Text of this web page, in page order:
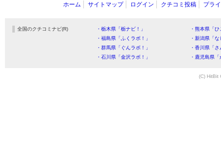
ホーム サイトマップ ログイン クチコミ投稿 プラ
全国のクチコミナビ(R) ・栃木県「栃ナビ！」
・熊本県「
・福島県「ふくラボ！」
・新潟県「
・群馬県「ぐんラボ！」
・香川県「
・石川県「金沢ラボ！」
・鹿児島県
(C) HitBit